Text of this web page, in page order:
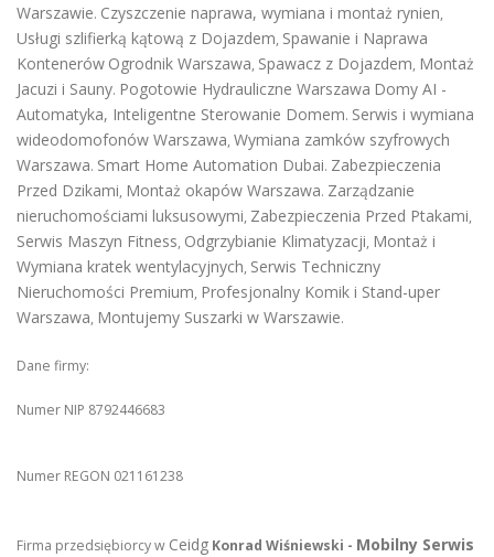
Warszawie. Czyszczenie naprawa, wymiana i montaż rynien,
Usługi szlifierką kątową z Dojazdem, Spawanie i Naprawa
Kontenerów Ogrodnik Warszawa, Spawacz z Dojazdem, Montaż
Jacuzi i Sauny. Pogotowie Hydrauliczne Warszawa Domy AI -
Automatyka, Inteligentne Sterowanie Domem. Serwis i wymiana
wideodomofonów Warszawa, Wymiana zamków szyfrowych
Warszawa. Smart Home Automation Dubai. Zabezpieczenia
Przed Dzikami, Montaż okapów Warszawa. Zarządzanie
nieruchomościami luksusowymi, Zabezpieczenia Przed Ptakami,
Serwis Maszyn Fitness, Odgrzybianie Klimatyzacji, Montaż i
Wymiana kratek wentylacyjnych, Serwis Techniczny
Nieruchomości Premium, Profesjonalny Komik i Stand-uper
Warszawa, Montujemy Suszarki w Warszawie.
Dane firmy:
Numer NIP 8792446683
Numer REGON 021161238
Firma przedsiębiorcy w Ceidg Konrad Wiśniewski - Mobilny Serwis